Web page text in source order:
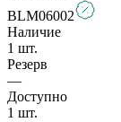
BLM06002
Наличие
1 шт.
Резерв
—
Доступно
1 шт.